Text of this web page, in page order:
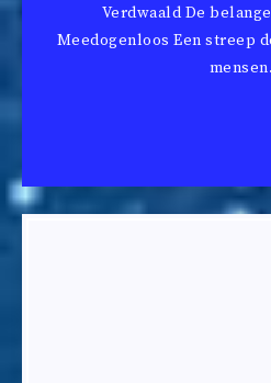
Verdwaald De
Meedogenloos Een streep